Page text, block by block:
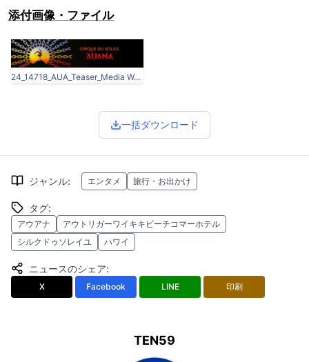
添付画像・ファイル
24_14718_AUA_Teaser_Media Webpage-Header (2).jpg
一括ダウンロード
ジャンル: エンタメ 旅行・お出かけ
タグ:
アウアナ
アウトリガーワイキキビーチコマーホテル
シルクドゥソレイユ
ハワイ
ニュースのシェア:
X Facebook LINE 印刷
TEN59